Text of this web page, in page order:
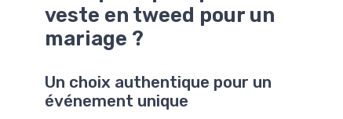
veste en tweed pour un
mariage ?
Un choix authentique pour un
événement unique